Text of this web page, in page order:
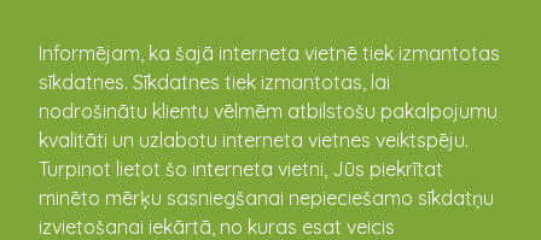
Informējam, ka šajā interneta vietnē tiek izmantotas
sīkdatnes. Sīkdatnes tiek izmantotas, lai
nodrošinātu klientu vēlmēm atbilstošu pakalpojumu
kvalitāti un uzlabotu interneta vietnes veiktspēju.
Turpinot lietot šo interneta vietni, Jūs piekrītat
minēto mērķu sasniegšanai nepieciešamo sīkdatņu
izvietošanai iekārtā, no kuras esat veicis
kandava.lv
PASĀKUMU
KALENDĀRS